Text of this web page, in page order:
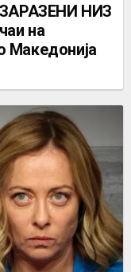
НИЗ
на
Македонија